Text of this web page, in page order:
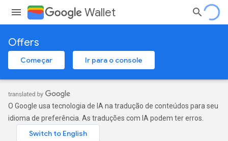
Wallet
Offers
Começar Ir para o console
O Google usa tecnologia de IA na tradução de conteúdos para seu
idioma de preferência. As traduções com IA podem ter erros.